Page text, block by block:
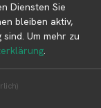
Diensten Sie
bleiben aktiv,
sind. Um mehr zu
.